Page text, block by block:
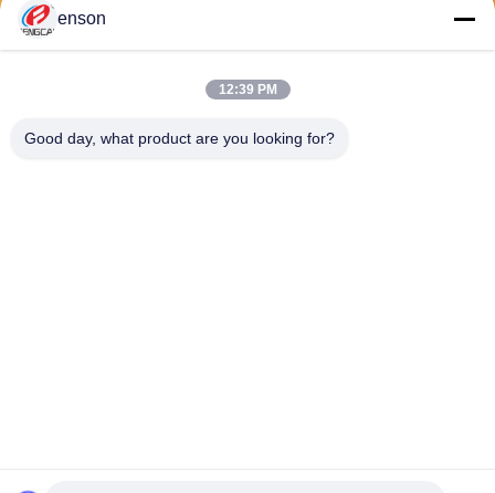
enson
12:39 PM
Good day, what product are you looking for?